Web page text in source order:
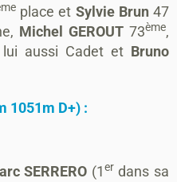
place et Sylvie Brun47
Michel GEROUT 73ème,
lui aussi Cadet et Bruno
1051m D+) :
SERRERO (1er dans sa